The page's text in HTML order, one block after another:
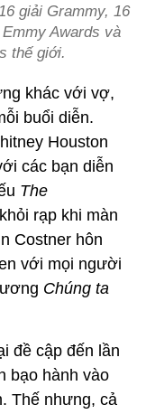
giải Grammy, 16
Awards và
thế giới.
khác với vợ,
buổi diễn.
Houston
các bạn diễn
The
rạp khi màn
Costner hôn
với mọi người
Chúng ta
đề cập đến lần
bạo hành vào
Thế nhưng, cả